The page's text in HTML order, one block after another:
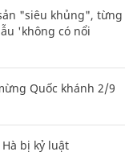
"siêu khủng", từng
'không có nổi
Quốc khánh 2/9
bị kỷ luật